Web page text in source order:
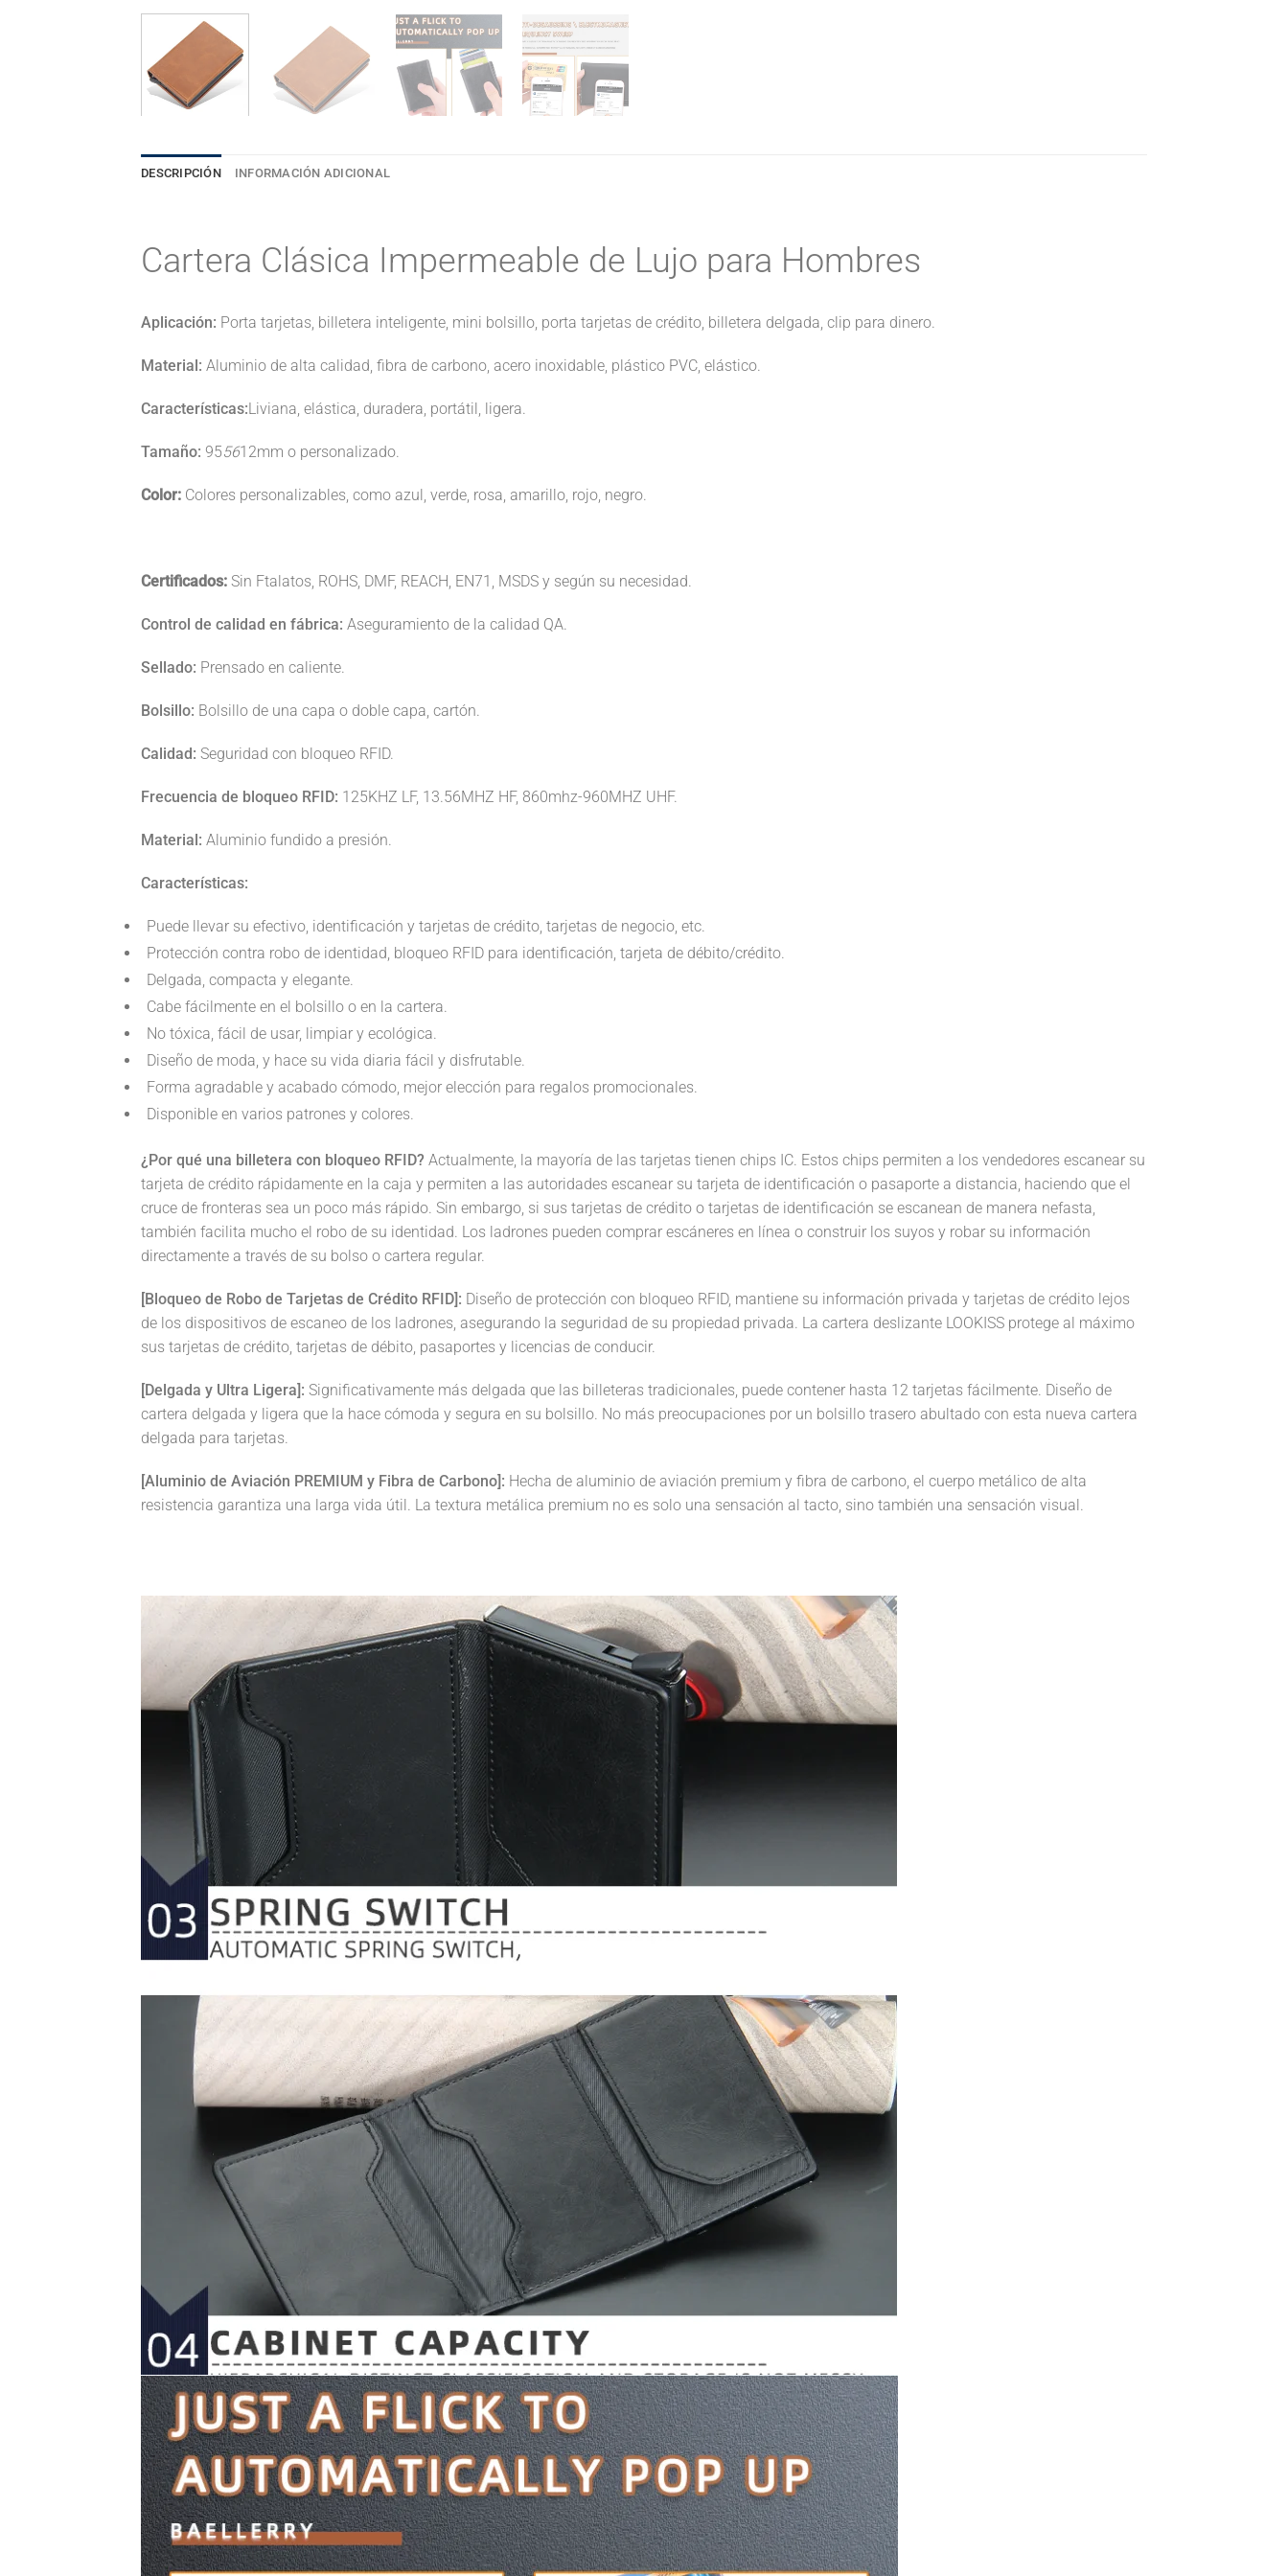
DESCRIPCIÓN INFORMACIÓN ADICIONAL
Cartera Clásica Impermeable de Lujo para Hombres
Aplicación: Porta tarjetas, billetera inteligente, mini bolsillo, porta tarjetas de crédito, billetera delgada, clip para dinero.
Material: Aluminio de alta calidad, fibra de carbono, acero inoxidable, plástico PVC, elástico.
Características:Liviana, elástica, duradera, portátil, ligera.
Tamaño: 955612mm o personalizado.
Color: Colores personalizables, como azul, verde, rosa, amarillo, rojo, negro.
Certificados: Sin Ftalatos, ROHS, DMF, REACH, EN71, MSDS y según su necesidad.
Control de calidad en fábrica: Aseguramiento de la calidad QA.
Sellado: Prensado en caliente.
Bolsillo: Bolsillo de una capa o doble capa, cartón.
Calidad: Seguridad con bloqueo RFID.
Frecuencia de bloqueo RFID: 125KHZ LF, 13.56MHZ HF, 860mhz-960MHZ UHF.
Material: Aluminio fundido a presión.
Características:
Puede llevar su efectivo, identificación y tarjetas de crédito, tarjetas de negocio, etc.
Protección contra robo de identidad, bloqueo RFID para identificación, tarjeta de débito/crédito.
Delgada, compacta y elegante.
Cabe fácilmente en el bolsillo o en la cartera.
No tóxica, fácil de usar, limpiar y ecológica.
Diseño de moda, y hace su vida diaria fácil y disfrutable.
Forma agradable y acabado cómodo, mejor elección para regalos promocionales.
Disponible en varios patrones y colores.
¿Por qué una billetera con bloqueo RFID? Actualmente, la mayoría de las tarjetas tienen chips IC. Estos chips permiten a los vendedores escanear su
tarjeta de crédito rápidamente en la caja y permiten a las autoridades escanear su tarjeta de identificación o pasaporte a distancia, haciendo que el
cruce de fronteras sea un poco más rápido. Sin embargo, si sus tarjetas de crédito o tarjetas de identificación se escanean de manera nefasta,
también facilita mucho el robo de su identidad. Los ladrones pueden comprar escáneres en línea o construir los suyos y robar su información
directamente a través de su bolso o cartera regular.
[Bloqueo de Robo de Tarjetas de Crédito RFID]: Diseño de protección con bloqueo RFID, mantiene su información privada y tarjetas de crédito lejos
de los dispositivos de escaneo de los ladrones, asegurando la seguridad de su propiedad privada. La cartera deslizante LOOKISS protege al máximo
sus tarjetas de crédito, tarjetas de débito, pasaportes y licencias de conducir.
[Delgada y Ultra Ligera]: Significativamente más delgada que las billeteras tradicionales, puede contener hasta 12 tarjetas fácilmente. Diseño de
cartera delgada y ligera que la hace cómoda y segura en su bolsillo. No más preocupaciones por un bolsillo trasero abultado con esta nueva cartera
delgada para tarjetas.
[Aluminio de Aviación PREMIUM y Fibra de Carbono]: Hecha de aluminio de aviación premium y fibra de carbono, el cuerpo metálico de alta
resistencia garantiza una larga vida útil. La textura metálica premium no es solo una sensación al tacto, sino también una sensación visual.